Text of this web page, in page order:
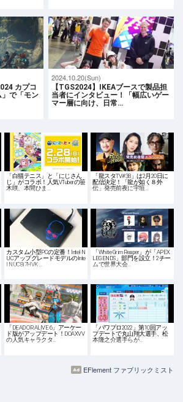
カプコ
」で「モン
2024.10.20(Sun)
【TGS2024】IKEAブースで製品担
当者にインタビュー！「幅広いゲー
マー層に向け、日常…
「白猫テニス」と「にじさん
じ」がコラボ！人気VTuberの笹
木咲、本間ひま…
「龍スタTV#38」は2月20日に
配信決定！「龍が如く８外
伝」発売前夜に宇垣…
カスタム小型PCの定番！Intel N
UCアップグレードモデルのInte
l NUC8i7HVK …
「White Grim Reaper」が「APEX
LEGENDS」部門を設立！2チー
ムで世界大会…
「DEAD OR ALIVE 6」アーケー
ド版がアップデート！DOAXVV
の人気キャラクタ…
「パワプロ2022」第10回アッ
プデートで丸山翔大選手、松
本隆之介選手らが…
EFlement ファブリックミスト